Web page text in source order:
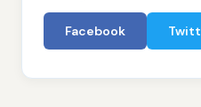
Facebook